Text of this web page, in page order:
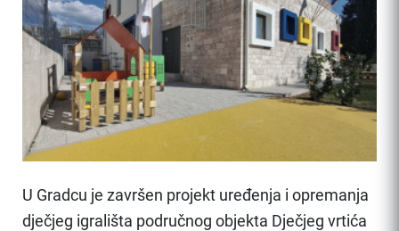
U Gradcu je završen projekt uređenja i opremanja
dječjeg igrališta područnog objekta Dječjeg vrtića